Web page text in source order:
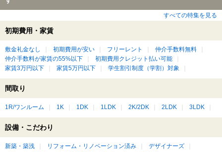
すべての特集を見る
初期費用・家賃
敷金礼金なし 初期費用が安い フリーレント
仲介手数料無料
仲介手数料が家賃の55%以下
初期費用クレジット払い可能
家賃3万円以下
家賃5万円以下 学生割引制度（学割）対象
間取り
1R/ワンルーム 1K 1DK 1LDK 2K/2DK 2LDK 3LDK
設備・こだわり
新築・築浅 リフォーム・リノベーション済み
デザイナーズ